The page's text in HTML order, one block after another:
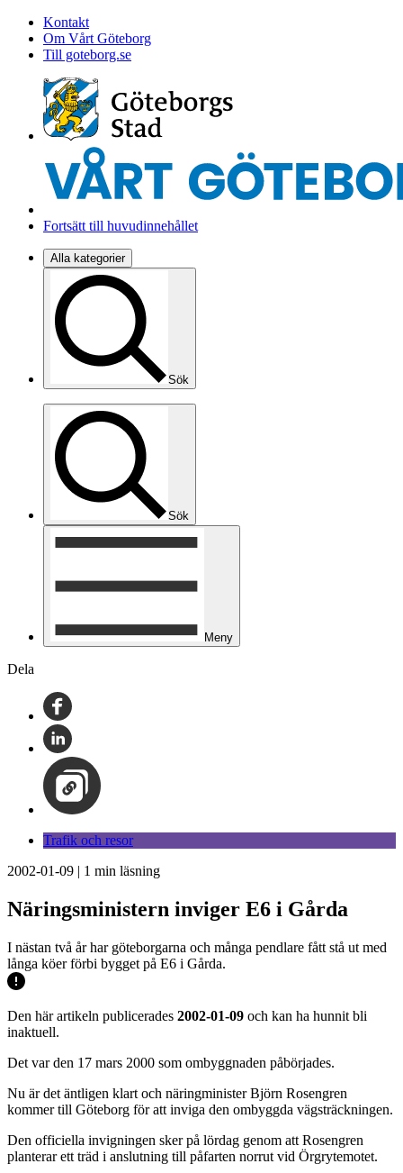
Kontakt
Om Vårt Göteborg
Till goteborg.se
Fortsätt till huvudinnehållet
Alla kategorier
Sök
Sök
Meny
Dela
Trafik och resor
2002-01-09 | 1 min läsning
Näringsministern inviger E6 i Gårda
I nästan två år har göteborgarna och många pendlare fått stå ut med
långa köer förbi bygget på E6 i Gårda.
Den här artikeln publicerades 2002-01-09 och kan ha hunnit bli
inaktuell.
Det var den 17 mars 2000 som ombyggnaden påbörjades.
Nu är det äntligen klart och näringminister Björn Rosengren
kommer till Göteborg för att inviga den ombyggda vägsträckningen.
Den officiella invigningen sker på lördag genom att Rosengren
planterar ett träd i anslutning till påfarten norrut vid Örgrytemotet.